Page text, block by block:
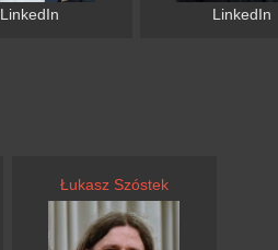
LinkedIn LinkedIn
Łukasz Szóstek